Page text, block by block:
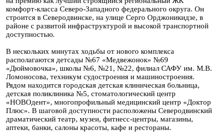
комфорт-класса Северо-Западного федерального округа. Он
строится в Северодвинске, на улице Серго Орджоникидзе, в
районе с развитой инфраструктурой и высокой транспортной
доступностью.
В нескольких минутах ходьбы от нового комплекса
располагаются детсады №67 «Медвежонок» №69
«Дюймовочка», школы №6, №21, №22, филиал САФУ им. М.В.
Ломоносова, техникум судостроения и машиностроения.
Рядом находится городская детская клиническая больница,
детская поликлиника №5, стоматологический центр
«НОВОдент», многопрофильный медицинский центр «Доктор
Плюс». В шаговой доступности расположены Северодвинский
драматический театр, музеи, фитнесс-центры, магазины,
аптеки, банки, салоны красоты, кафе и рестораны.